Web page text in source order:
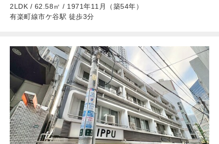
2LDK / 62.58㎡ / 1971年11月（築54年）
有楽町線市ケ谷駅 徒歩3分